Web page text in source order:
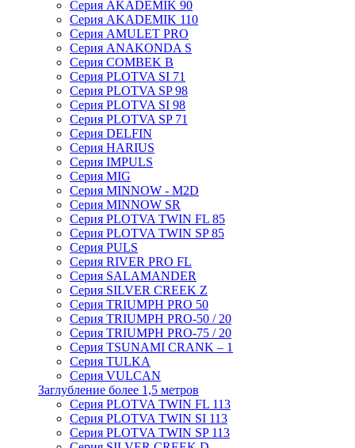
Серия AKADEMIK 90
Серия AKADEMIK 110
Серия AMULET PRO
Серия ANAKONDA S
Серия COMBEK B
Серия PLOTVA SI 71
Серия PLOTVA SP 98
Серия PLOTVA SI 98
Серия PLOTVA SP 71
Серия DELFIN
Серия HARIUS
Серия IMPULS
Серия MIG
Серия MINNOW - M2D
Серия MINNOW SR
Серия PLOTVA TWIN FL 85
Серия PLOTVA TWIN SP 85
Серия PULS
Серия RIVER PRO FL
Серия SALAMANDER
Серия SILVER CREEK Z
Серия TRIUMPH PRO 50
Серия TRIUMPH PRO-50 / 20
Серия TRIUMPH PRO-75 / 20
Серия TSUNAMI CRANK – 1
Серия TULKA
Серия VULCAN
Заглубление более 1,5 метров
Серия PLOTVA TWIN FL 113
Серия PLOTVA TWIN SI 113
Серия PLOTVA TWIN SP 113